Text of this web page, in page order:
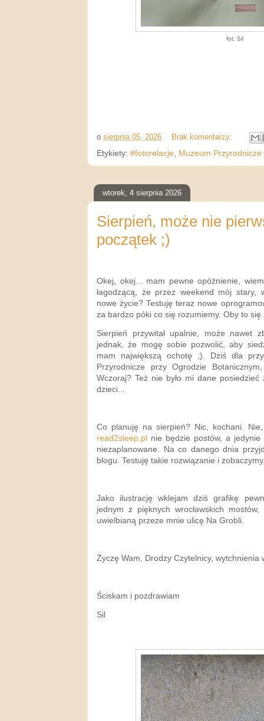
fot. Sil
o sierpnia 05, 2026
Brak komentarzy:
Etykiety: #fotorelacje, Muzeum Przyrodnicze
wtorek, 4 sierpnia 2026
Sierpień, może nie
początek ;)
Okej, okej... mam pewne opóźnienie,
łagodzącą, że przez weekend mój stary,
nowe życie? Testuję teraz nowe
za bardzo póki co się rozumiemy. Oby to się
Sierpień przywitał upalnie, może nawet
jednak, że mogę sobie pozwolić, aby
mam największą ochotę ;). Dziś dla
Przyrodnicze przy Ogrodzie
Wczoraj? Też nie było mi dane
dzieci...
Co planuję na sierpień? Nic, kochani.
read2sleep.pl
nie będzie postów, a jedynie
niezaplanowane. Na co danego dnia
blogu. Testuję takie rozwiązanie i
Jako ilustrację wklejam dziś grafikę
jednym z pięknych wrocławskich
uwielbianą przeze mnie ulicę Na Grobli.
Życzę Wam, Drodzy Czytelnicy, wytchnienia
Ściskam i pozdrawiam
Sil